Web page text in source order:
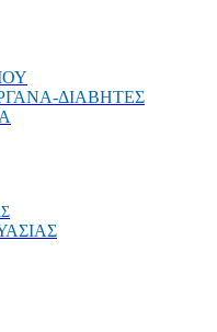
ΔΙΑΒΗΤΕΣ